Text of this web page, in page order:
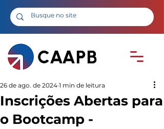
Inscrições Abertas para
o Bootcamp -
26 de ago. de 2024 1 min de leitura